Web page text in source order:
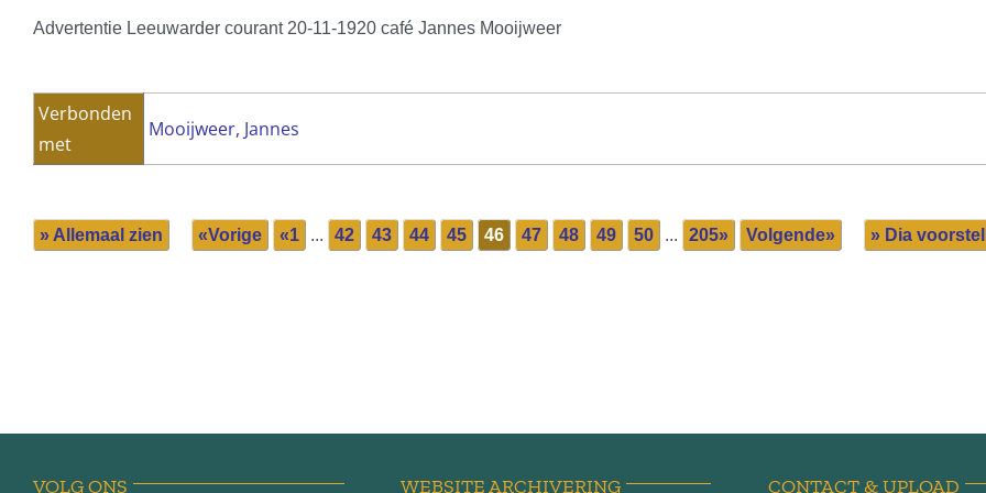
Advertentie Leeuwarder courant 20-11-1920 café Jannes Mooijweer
Verbonden
met
Mooijweer, Jannes
» Allemaal zien «Vorige «1 ... 42 43 44 45 46 47 48 49 50 ... 205» Volgende» » Dia
VOLG ONS WEBSITE ARCHIVERING CONTACT & UPLOAD